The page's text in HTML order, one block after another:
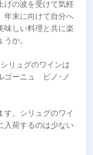
げの波を受けて気軽
年末に向けて自分へ
味しい料理と共に楽
か。
リュグのワインは
ゴーニュ ピノ･ノ
す。シリュグのワイ
入荷するのは少ない